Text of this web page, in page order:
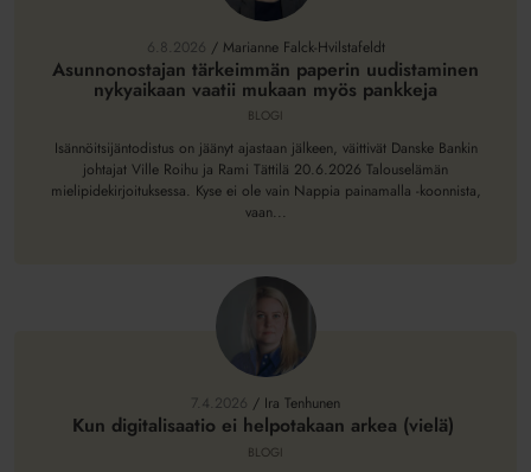
uudistaminen
mukaan
pankkeja
6.8.2026 / Marianne Falck-Hvilstafeldt
Asunnonostajan tärkeimmän paperin uudistaminen
nykyaikaan vaatii mukaan myös pankkeja
BLOGI
Isännöitsijäntodistus on jäänyt ajastaan jälkeen, väittivät Danske Bankin
johtajat Ville Roihu ja Rami Tättilä 20.6.2026 Talouselämän
mielipidekirjoituksessa. Kyse ei ole vain Nappia painamalla -koonnista,
vaan...
helpotakaan
7.4.2026 / Ira Tenhunen
Kun digitalisaatio ei helpotakaan arkea (vielä)
BLOGI